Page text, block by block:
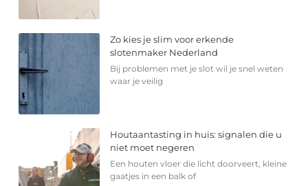
Zo kies je slim voor erkende
slotenmaker Nederland
Bij problemen met je slot wil je snel weten
waar je veilig
Houtaantasting in huis: signalen die u
niet moet negeren
Een houten vloer die licht doorveert, kleine
gaatjes in een balk of